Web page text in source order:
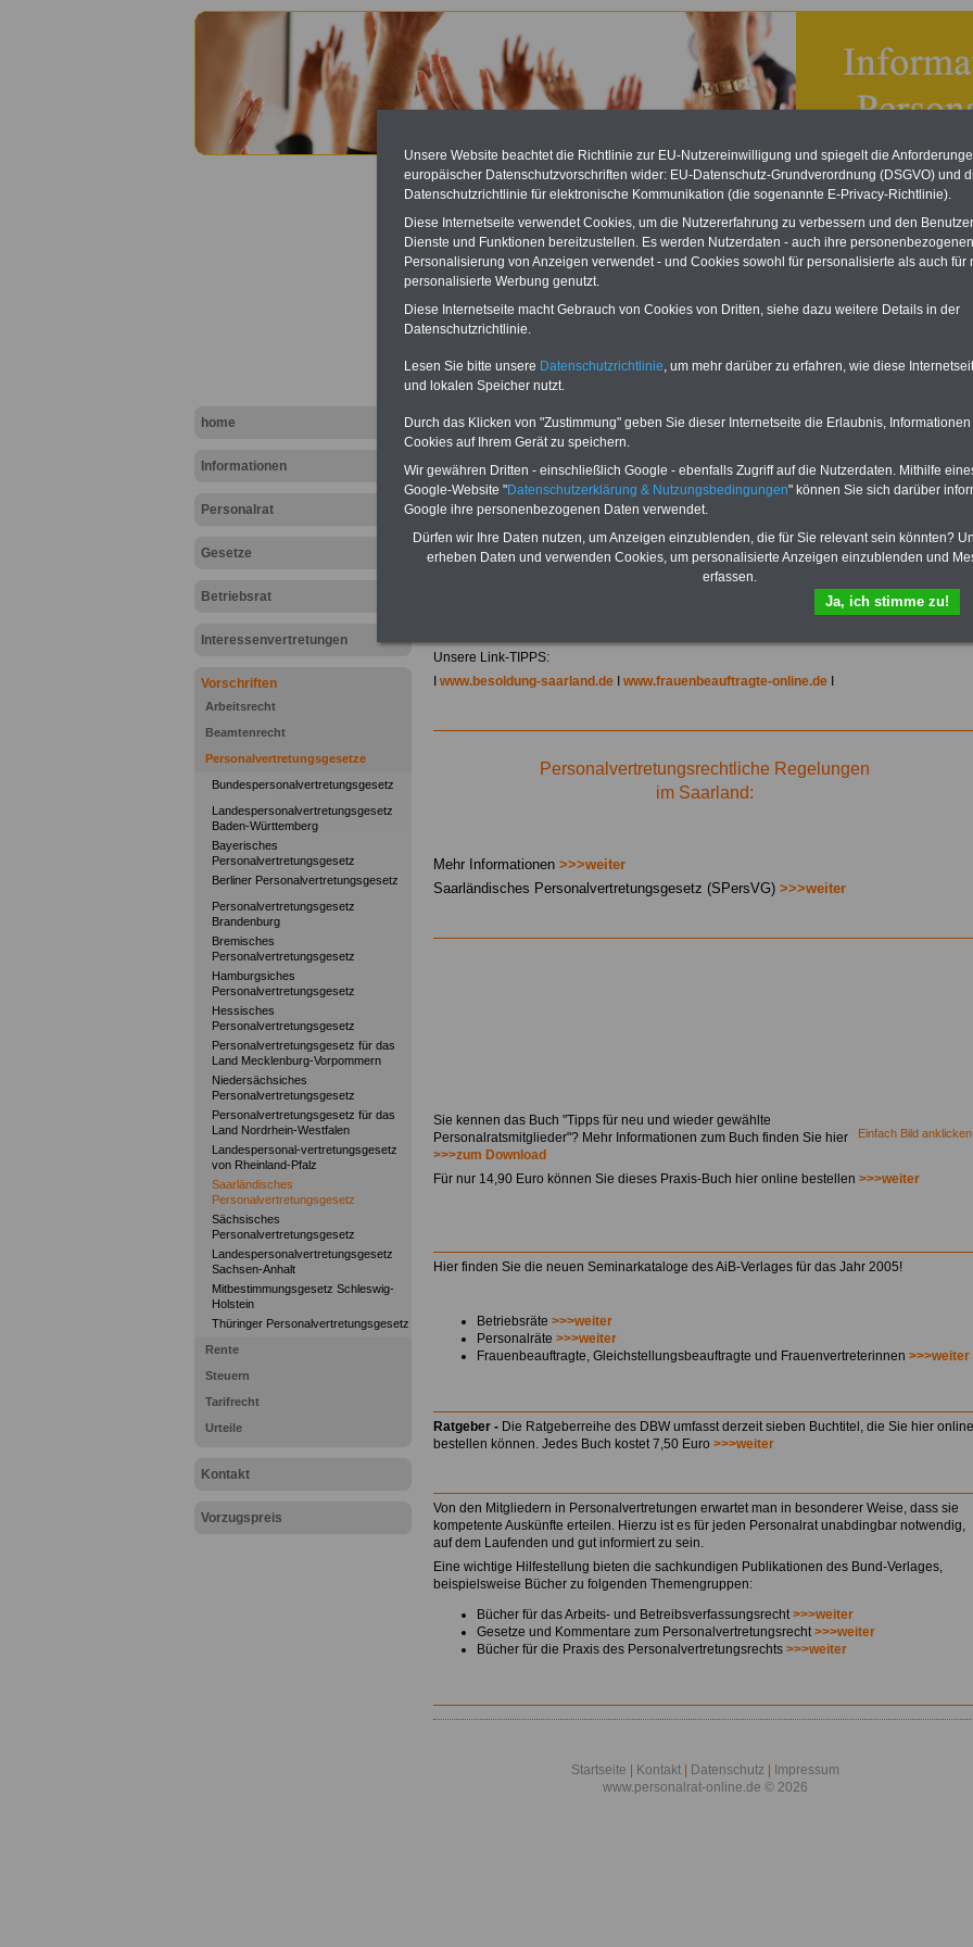
home
Informationen
Personalrat
Gesetze
Betriebsrat
Interessenvertretungen
Vorschriften
Arbeitsrecht
Beamtenrecht
Personalvertretungsgesetze
Bundespersonalvertretungsgesetz
Landespersonalvertretungsgesetz
Baden-Württemberg
Bayerisches
Personalvertretungsgesetz
Berliner Personalvertretungsgesetz
Personalvertretungsgesetz
Brandenburg
Bremisches
Personalvertretungsgesetz
Hamburgsiches
Personalvertretungsgesetz
Hessisches
Personalvertretungsgesetz
Personalvertretungsgesetz für das
Land Mecklenburg-Vorpommern
Niedersächsiches
Personalvertretungsgesetz
Personalvertretungsgesetz für das
Land Nordrhein-Westfalen
Landespersonal-vertretungsgesetz
von Rheinland-Pfalz
Saarländisches
Personalvertretungsgesetz
Sächsisches
Personalvertretungsgesetz
Landespersonalvertretungsgesetz
Sachsen-Anhalt
Mitbestimmungsgesetz Schleswig-
Holstein
Thüringer Personalvertretungsgesetz
Rente
Steuern
Tarifrecht
Urteile
Kontakt
Vorzugspreis
Landespersonalvertretungsgesetz von Saarland
Mit allen Entgelttabellen für
sowie den Auszubildenden-
vergütungen von Bund, Länder
Euro (inkl. Bearbeitungsentgelt
und MwSt.) kann das >>> eBook
Unsere Link-TIPPS:
www.besoldung-saarland.de www.frauenbeauftragte-online.de
Personalvertretungsrechtliche Regelungen
im Saarland:
Mehr Informationen >>>weiter
Saarländisches Personalvertretungsgesetz (SPersVG) >>>weiter
Einfach Bild anklicken
Sie kennen das Buch "Tipps für neu und wieder gewählte
Personalratsmitglieder"? Mehr Informationen zum Buch finden Sie hier
>>>zum Download
Für nur 14,90 Euro können Sie dieses Praxis-Buch hier online bestellen >>>weiter
Hier finden Sie die neuen Seminarkataloge des AiB-Verlages für das Jahr 2005!
Betriebsräte >>>weiter
Personalräte >>>weiter
Frauenbeauftragte, Gleichstellungsbeauftragte und Frauenvertreterinnen >>>weiter
Ratgeber - Die Ratgeberreihe des DBW umfasst derzeit sieben Buchtitel, die Sie hier online
bestellen können. Jedes Buch kostet 7,50 Euro >>>weiter
Von den Mitgliedern in Personalvertretungen erwartet man in besonderer Weise, dass sie
kompetente Auskünfte erteilen. Hierzu ist es für jeden Personalrat unabdingbar notwendig,
auf dem Laufenden und gut informiert zu sein.
Eine wichtige Hilfestellung bieten die sachkundigen Publikationen des Bund-Verlages,
beispielsweise Bücher zu folgenden Themengruppen:
Bücher für das Arbeits- und Betreibsverfassungsrecht>>>weiter
Gesetze und Kommentare zum Personalvertretungsrecht>>>weiter
Bücher für die Praxis des Personalvertretungsrechts >>>weiter
Startseite Kontakt Datenschutz
Impressum
www.personalrat-online.de © 2026
Unsere Website beachtet die Richtlinie zur EU-Nutzereinwilligung und spiegelt die
europäischer Datenschutzvorschriften wider: EU-Datenschutz-Grundverordnung (DSGVO) und
Datenschutzrichtlinie für elektronische Kommunikation (die sogenannte E-Privacy-Richtlinie).
Diese Internetseite verwendet Cookies, um die Nutzererfahrung zu verbessern und den
Dienste und Funktionen bereitzustellen. Es werden Nutzerdaten - auch ihre
Personalisierung von Anzeigen verwendet - und Cookies sowohl für personalisierte als auch für
personalisierte Werbung genutzt.
Diese Internetseite macht Gebrauch von Cookies von Dritten, siehe dazu weitere Details in der
Datenschutzrichtlinie.
Lesen Sie bitte unsere Datenschutzrichtlinie, um mehr darüber zu erfahren, wie diese
und lokalen Speicher nutzt.
Durch das Klicken von "Zustimmung" geben Sie dieser Internetseite die Erlaubnis,
Cookies auf Ihrem Gerät zu speichern.
Wir gewähren Dritten - einschließlich Google - ebenfalls Zugriff auf die Nutzerdaten. Mithilfe
Google-Website "Datenschutzerklärung & Nutzungsbedingungen" können Sie sich darüber
Google ihre personenbezogenen Daten verwendet.
Dürfen wir Ihre Daten nutzen, um Anzeigen einzublenden, die für Sie relevant sein könnten?
erheben Daten und verwenden Cookies, um personalisierte Anzeigen einzublenden und
erfassen.
Ja, ich stimme zu!